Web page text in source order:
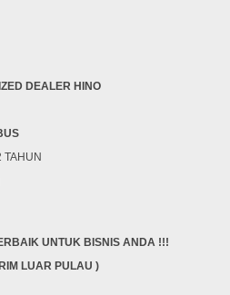
DEALER HINO
TAHUN
UNTUK BISNIS ANDA !!!
LUAR PULAU )